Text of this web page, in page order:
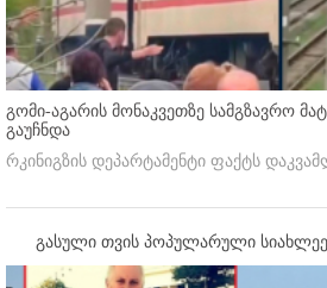
გომი-აგარის მონაკვეთზე სამგზავრო
გაუჩნდა
რკინიგზის დეპარტამენტი ფაქტს
გასული თვის პოპულარული